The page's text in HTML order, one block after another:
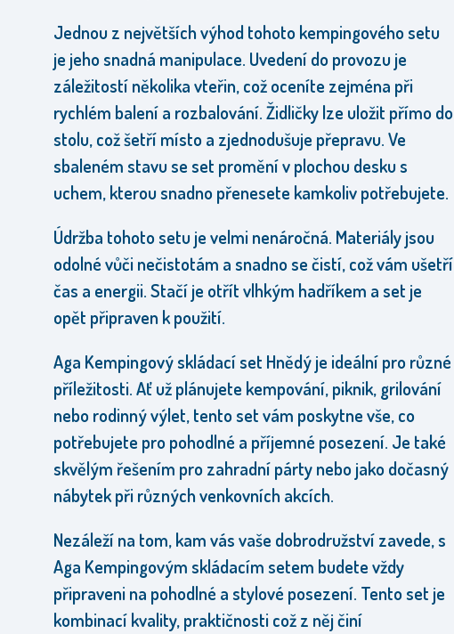
Jednou z největších výhod tohoto kempingového setu
je jeho snadná manipulace. Uvedení do provozu je
záležitostí několika vteřin, což oceníte zejména při
rychlém balení a rozbalování. Židličky lze uložit přímo do
stolu, což šetří místo a zjednodušuje přepravu. Ve
sbaleném stavu se set promění v plochou desku s
uchem, kterou snadno přenesete kamkoliv potřebujete.
Údržba tohoto setu je velmi nenáročná. Materiály jsou
odolné vůči nečistotám a snadno se čistí, což vám ušetří
čas a energii. Stačí je otřít vlhkým hadříkem a set je
opět připraven k použití.
Aga Kempingový skládací set Hnědý je ideální pro různé
příležitosti. Ať už plánujete kempování, piknik, grilování
nebo rodinný výlet, tento set vám poskytne vše, co
potřebujete pro pohodlné a příjemné posezení. Je také
skvělým řešením pro zahradní párty nebo jako dočasný
nábytek při různých venkovních akcích.
Nezáleží na tom, kam vás vaše dobrodružství zavede, s
Aga Kempingovým skládacím setem budete vždy
připraveni na pohodlné a stylové posezení. Tento set je
kombinací kvality, praktičnosti což z něj činí